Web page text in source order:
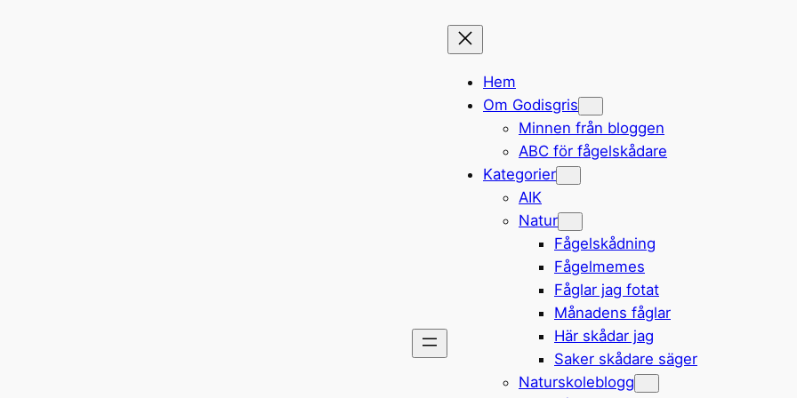
Hem
Om Godisgris
Minnen från bloggen
ABC för fågelskådare
Kategorier
AIK
Natur
Fågelskådning
Fågelmemes
Fåglar jag fotat
Månadens fåglar
Här skådar jag
Saker skådare säger
Naturskoleblogg